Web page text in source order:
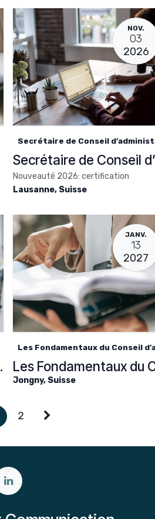
NOV.
03
2026
Secrétaire de Conseil
Nouveauté 2026: certification
Lausanne, Suisse
JANV.
13
2027
Les Fondamentaux du Conseil
Jongny, Suisse
2